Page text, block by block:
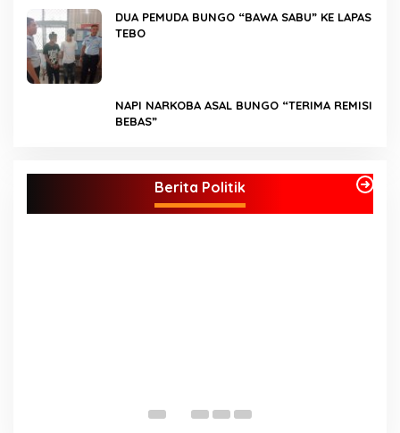
DUA PEMUDA BUNGO “BAWA SABU” KE LAPAS
TEBO
NAPI NARKOBA ASAL BUNGO “TERIMA REMISI
BEBAS”
Berita Politik
Menangkan Jumiwan – Maidani